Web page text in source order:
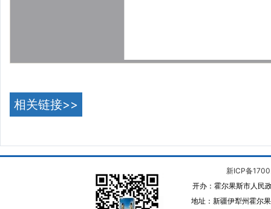
相关链接>>
新ICP备
开办：霍尔果斯市人民
地址：新疆伊犁州霍